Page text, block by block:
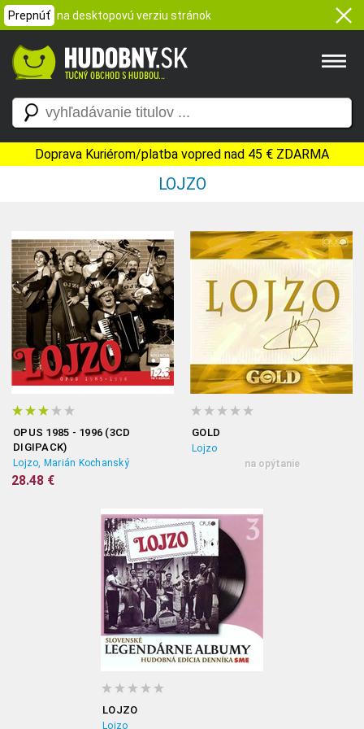
Prepnúť na desktopovú verziu stránok
Doprava Kuriérom/platba vopred nad 45 € ZDARMA
LOJZO
OPUS 1985 - 1996 (3CD
DIGIPACK)
Lojzo, Marián Kochanský
28.48 €
GOLD
Lojzo
na opýtanie
LOJZO
Lojzo